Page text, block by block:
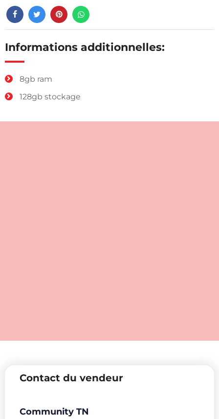
Informations additionnelles:
8gb ram
128gb stockage
Contact du vendeur
Community TN